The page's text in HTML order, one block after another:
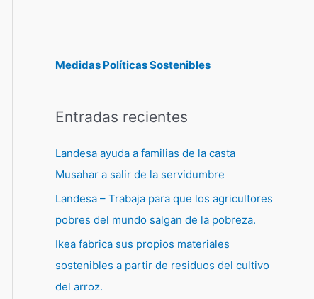
Medidas Políticas Sostenibles
Entradas recientes
Landesa ayuda a familias de la casta
Musahar a salir de la servidumbre
Landesa – Trabaja para que los agricultores
pobres del mundo salgan de la pobreza.
Ikea fabrica sus propios materiales
sostenibles a partir de residuos del cultivo
del arroz.